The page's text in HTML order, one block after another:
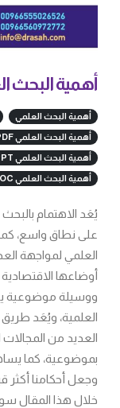
أهمية البحث
أهمية البحث العلمي
أهمية البحث العلمي PDF
أهمية البحث العلمي PPT
أهمية البحث العلمي DOC
يُعَد الاهتمام
على نطاق واسع،
العلمي لمواجهة
أوضاعها الاقتصادية
ووسيلة موضوعية
العلمية، ويُعَد
العديد من
بموضوعية، كما
خلال هذا المقال